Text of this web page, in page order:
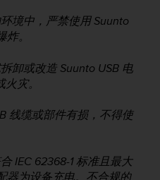
境中，严禁使用 Suunto
。
卸或改造 Suunto USB 电
灾。
线缆或部件有损，不得使
IEC 62368-1 标准且最大